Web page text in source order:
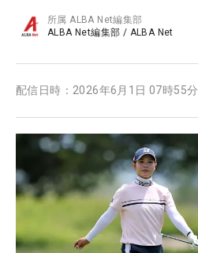
所属ALBA Net編集部
ALBA Net編集部 / ALBA Net
配信日時： 2026年6月1日 07時55分